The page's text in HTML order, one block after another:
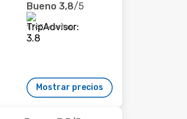
Bueno 3,8/5
1.765 reseñas
Mostrar precios